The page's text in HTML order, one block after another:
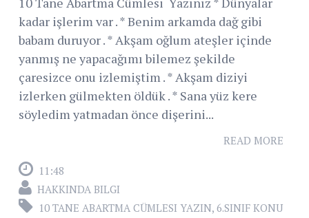
kadar işlerim var . * Benim arkamda dağ gibi
babam duruyor . * Akşam oğlum ateşler içinde
yanmış ne yapacağımı bilemez şekilde
çaresizce onu izlemiştim . * Akşam diziyi
izlerken gülmekten öldük . * Sana yüz kere
söyledim yatmadan önce dişerini...
READ MORE
11:48
HAKKINDA BILGI
10 TANE ABARTMA CÜMLESI YAZIN, 6.SINIF KONU